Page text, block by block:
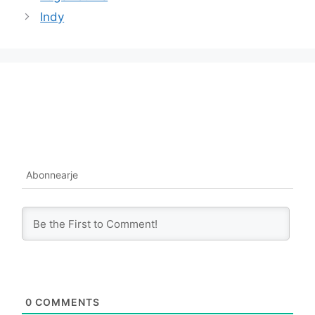
Indy
Abonnearje
0 COMMENTS